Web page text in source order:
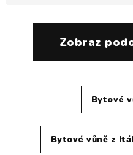
Zobraz
Bytové
Bytové vůně z